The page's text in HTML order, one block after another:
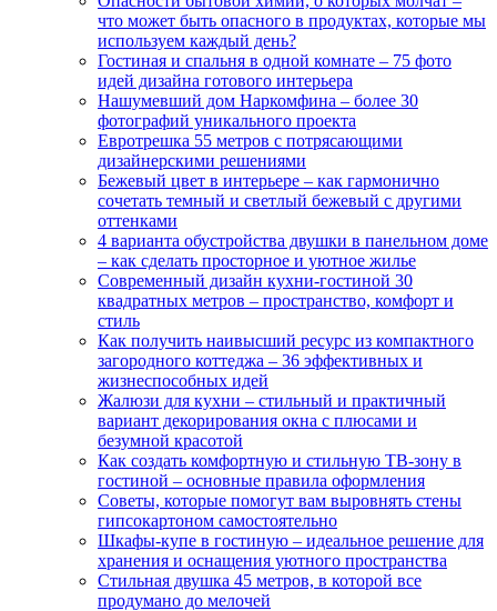
что может быть опасного в продуктах, которые мы
используем каждый день?
Гостиная и спальня в одной комнате – 75 фото
идей дизайна готового интерьера
Нашумевший дом Наркомфина – более 30
фотографий уникального проекта
Евротрешка 55 метров с потрясающими
дизайнерскими решениями
Бежевый цвет в интерьере – как гармонично
сочетать темный и светлый бежевый с другими
оттенками
4 варианта обустройства двушки в панельном доме
– как сделать просторное и уютное жилье
Современный дизайн кухни-гостиной 30
квадратных метров – пространство, комфорт и
стиль
Как получить наивысший ресурс из компактного
загородного коттеджа – 36 эффективных и
жизнеспособных идей
Жалюзи для кухни – стильный и практичный
вариант декорирования окна с плюсами и
безумной красотой
Как создать комфортную и стильную ТВ-зону в
гостиной – основные правила оформления
Советы, которые помогут вам выровнять стены
гипсокартоном самостоятельно
Шкафы-купе в гостиную – идеальное решение для
хранения и оснащения уютного пространства
Стильная двушка 45 метров, в которой все
продумано до мелочей